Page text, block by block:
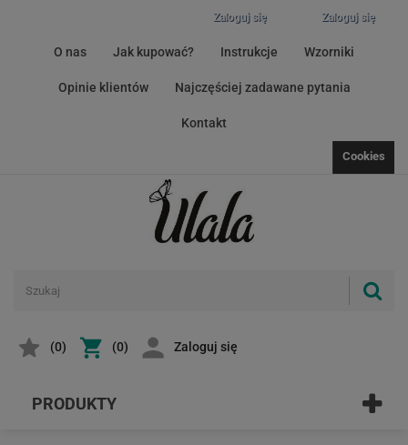
Zaloguj się
Zaloguj się
O nas Jak kupować? Instrukcje Wzorniki
Opinie klientów Najczęściej zadawane pytania
Kontakt
Cookies
(0) (0) Zaloguj się
PRODUKTY